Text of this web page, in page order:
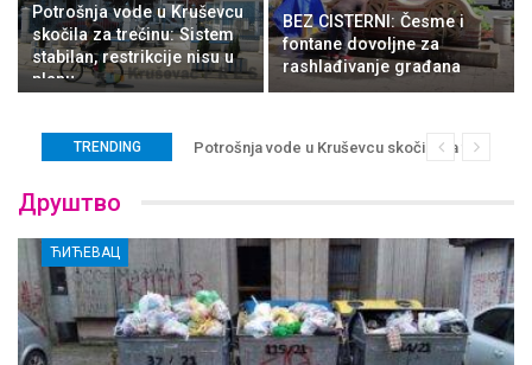
Potrošnja vode u Kruševcu
skočila za trećinu: Sistem
stabilan, restrikcije nisu u
planu
BEZ CISTERNI: Česme i
fontane dovoljne za
rashlađivanje građana
TRENDING Potrošnja vode u Kruševcu skočila za trećinu:
Друштво
ЋИЋЕВАЦ